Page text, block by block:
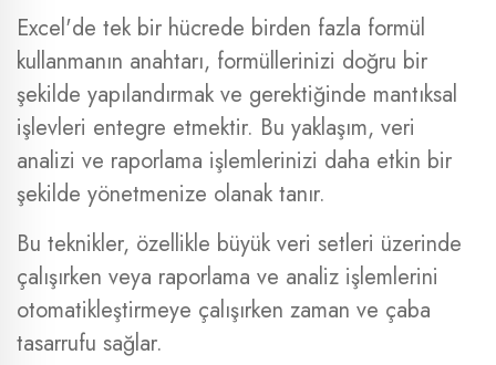
Excel'de tek bir hücrede birden fazla formül
kullanmanın anahtarı, formüllerinizi doğru bir
şekilde yapılandırmak ve gerektiğinde mantıksal
işlevleri entegre etmektir. Bu yaklaşım, veri
analizi ve raporlama işlemlerinizi daha etkin bir
şekilde yönetmenize olanak tanır.
Bu teknikler, özellikle büyük veri setleri üzerinde
çalışırken veya raporlama ve analiz işlemlerini
otomatikleştirmeye çalışırken zaman ve çaba
tasarrufu sağlar.